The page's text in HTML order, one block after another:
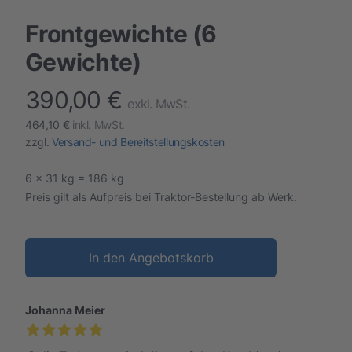
Frontgewichte (6
Gewichte)
finalProduct information
390,00 € exkl. MwSt.
464,10 € inkl. MwSt.
zzgl. Versand- und Bereitstellungskosten
6 x 31 kg = 186 kg
Preis gilt als Aufpreis bei Traktor-Bestellung ab Werk.
In den Angebotskorb
Johanna Meier